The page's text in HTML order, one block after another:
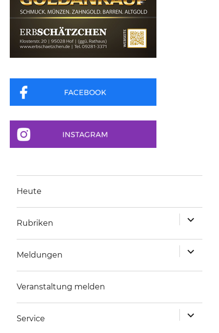
Heute
Rubriken
anzeigen
Meldungen
anzeigen
Veranstaltung melden
Service
anzeigen